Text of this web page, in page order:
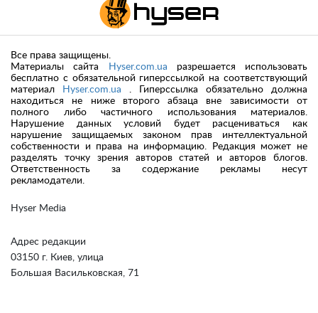
Hyser Media
Адрес редакции
03150 г. Киев, улица
Большая Васильковская, 71
Все права защищены.
Материалы сайта
Hyser.com.ua разрешается использовать
бесплатно с обязательной гиперссылкой на соответствующий
материал
Hyser.com.ua . Гиперссылка обязательно должна
находиться не ниже второго абзаца вне зависимости от
полного либо частичного использования материалов.
Нарушение данных условий будет расцениваться как
нарушение защищаемых законом прав интеллектуальной
собственности и права на информацию. Редакция может не
разделять точку зрения авторов статей и авторов блогов.
Ответственность за содержание рекламы несут
рекламодатели.